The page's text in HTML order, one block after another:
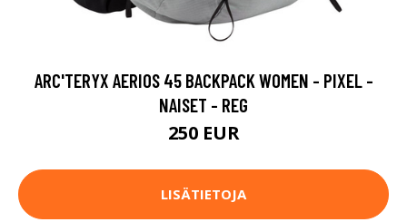
ARC'TERYX AERIOS 45 BACKPACK WOMEN - PIXEL -
NAISET - REG
250 EUR
LISÄTIETOJA